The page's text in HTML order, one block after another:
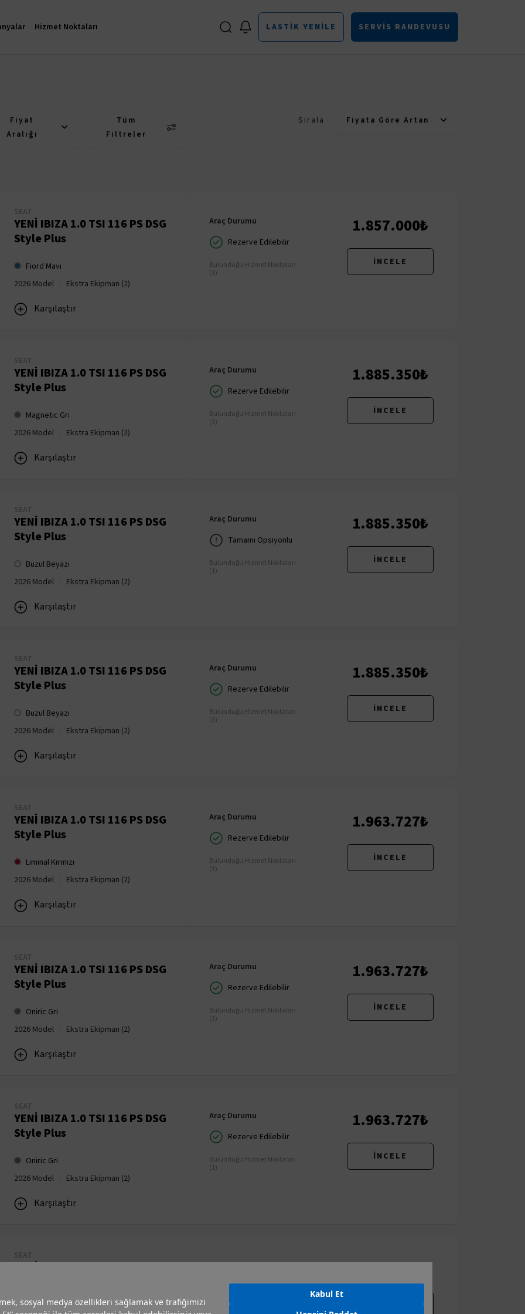
sosyal medya özellikleri sağlamak ve trafiğimizi
Kabul Et
Hizmet Noktaları LASTIK YENILE SERVIS RANDEVUSU
Fiyat
Aralığı
Tüm
Filtreler
Sırala Fiyata Göre Artan
YENİ IBIZA 1.0 TSI 116 PS DSG
Style Plus
Fiord Mavi
2026 Model
Ekstra Ekipman (2)
Karşılaştır
Araç Durumu
Rezerve Edilebilir
Bulunduğu Hizmet Noktaları
(3)
1.857.000₺
İNCELE
YENİ IBIZA 1.0 TSI 116 PS DSG
Style Plus
Magnetic Gri
2026 Model
Ekstra Ekipman (2)
Karşılaştır
Araç Durumu
Rezerve Edilebilir
Bulunduğu Hizmet Noktaları
(3)
1.885.350₺
İNCELE
YENİ IBIZA 1.0 TSI 116 PS DSG
Style Plus
Buzul Beyazı
2026 Model
Ekstra Ekipman (2)
Karşılaştır
Araç Durumu
Tamamı Opsiyonlu
Bulunduğu Hizmet Noktaları
(1)
1.885.350₺
İNCELE
YENİ IBIZA 1.0 TSI 116 PS DSG
Style Plus
Buzul Beyazı
2026 Model
Ekstra Ekipman (2)
Karşılaştır
Araç Durumu
Rezerve Edilebilir
Bulunduğu Hizmet Noktaları
(3)
1.885.350₺
İNCELE
YENİ IBIZA 1.0 TSI 116 PS DSG
Style Plus
Liminal Kırmızı
2026 Model
Ekstra Ekipman (2)
Karşılaştır
Araç Durumu
Rezerve Edilebilir
Bulunduğu Hizmet Noktaları
(3)
1.963.727₺
İNCELE
YENİ IBIZA 1.0 TSI 116 PS DSG
Style Plus
Oniric Gri
2026 Model
Ekstra Ekipman (2)
Karşılaştır
Araç Durumu
Rezerve Edilebilir
Bulunduğu Hizmet Noktaları
(3)
1.963.727₺
İNCELE
YENİ IBIZA 1.0 TSI 116 PS DSG
Style Plus
Oniric Gri
2026 Model
Ekstra Ekipman (2)
Karşılaştır
Araç Durumu
Rezerve Edilebilir
Bulunduğu Hizmet Noktaları
(1)
1.963.727₺
İNCELE
YENİ ARONA 1.0 TSI 116 PS
Buzul Beyazı
Araç Durumu
Rezerve Edilebilir
Bulunduğu Hizmet Noktaları
1.997.160₺